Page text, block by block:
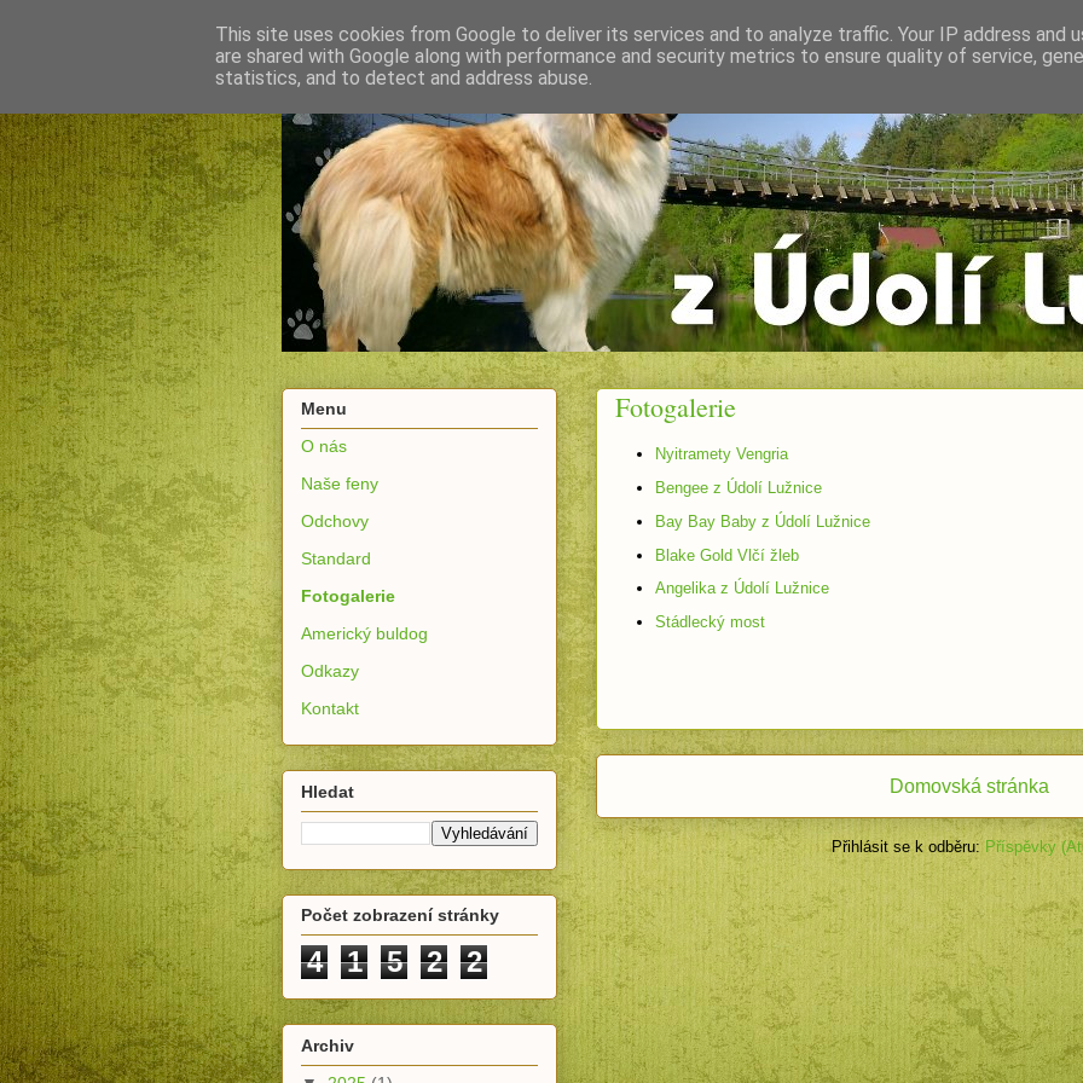
Fotogalerie
Nyitramety Vengria
Bengee z Údolí Lužnice
Bay Bay Baby z Údolí Lužnice
Blake Gold Vlčí žleb
Angelika z Údolí Lužnice
Stádlecký most
Domovská stránka
Přihlásit se k odběru: Příspěvky
Menu
O nás
Naše feny
Odchovy
Standard
Fotogalerie
Americký buldog
Odkazy
Kontakt
Hledat
Počet zobrazení stránky
4 1 5 2 2
Archiv
This site uses cookies from Google to deliver its services and to analyze traffic. Your IP address and
are shared with Google along with performance and security metrics to ensure quality of service,
statistics, and to detect and address abuse.